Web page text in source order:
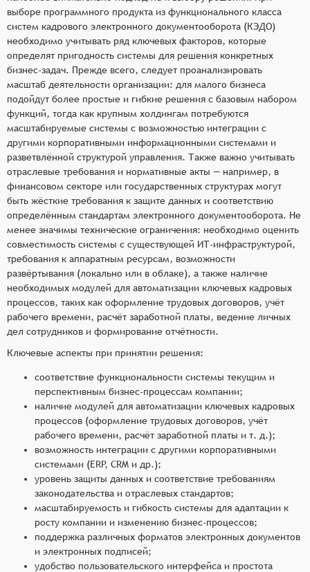
выборе программного продукта из функционального класса
систем кадрового электронного документооборота (КЭДО)
необходимо учитывать ряд ключевых факторов, которые
определят пригодность системы для решения конкретных
бизнес-задач. Прежде всего, следует проанализировать
масштаб деятельности организации: для малого бизнеса
подойдут более простые и гибкие решения с базовым набором
функций, тогда как крупным холдингам потребуются
масштабируемые системы с возможностью интеграции с
другими корпоративными информационными системами и
разветвлённой структурой управления. Также важно учитывать
отраслевые требования и нормативные акты — например, в
финансовом секторе или государственных структурах могут
быть жёсткие требования к защите данных и соответствию
определённым стандартам электронного документооборота. Не
менее значимы технические ограничения: необходимо оценить
совместимость системы с существующей ИТ-инфраструктурой,
требования к аппаратным ресурсам, возможности
развёртывания (локально или в облаке), а также наличие
необходимых модулей для автоматизации ключевых кадровых
процессов, таких как оформление трудовых договоров, учёт
рабочего времени, расчёт заработной платы, ведение личных
дел сотрудников и формирование отчётности.
Ключевые аспекты при принятии решения:
соответствие функциональности системы текущим и
перспективным бизнес-процессам компании;
наличие модулей для автоматизации ключевых кадровых
процессов (оформление трудовых договоров, учёт
рабочего времени, расчёт заработной платы и т. д.);
возможность интеграции с другими корпоративными
системами (ERP, CRM и др.);
уровень защиты данных и соответствие требованиям
законодательства и отраслевых стандартов;
масштабируемость и гибкость системы для адаптации к
росту компании и изменению бизнес-процессов;
поддержка различных форматов электронных документов
и электронных подписей;
удобство пользовательского интерфейса и простота